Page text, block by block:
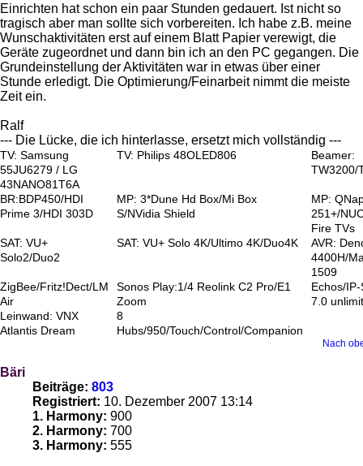
Einrichten hat schon ein paar Stunden gedauert. Ist nicht so
tragisch aber man sollte sich vorbereiten. Ich habe z.B. meine
Wunschaktivitäten erst auf einem Blatt Papier verewigt, die
Geräte zugeordnet und dann bin ich an den PC gegangen. Die
Grundeinstellung der Aktivitäten war in etwas über einer
Stunde erledigt. Die Optimierung/Feinarbeit nimmt die meiste
Zeit ein.
Ralf
--- Die Lücke, die ich hinterlasse, ersetzt mich vollständig ---
TV: Samsung
55JU6279 / LG
43NANO81T6A
TV: Philips 48OLED806
Beamer:
TW3200/
BR:BDP450/HDI
Prime 3/HDI 303D
MP: 3*Dune Hd Box/Mi Box
S/NVidia Shield
MP:
251+/
Fire TVs
SAT: VU+
Solo2/Duo2
SAT: VU+ Solo 4K/Ultimo 4K/Duo4K
AVR:
4400H/
1509
ZigBee/Fritz!Dect/LM
Air
Sonos Play:1/4 Reolink C2 Pro/E1
Zoom
Echos/
7.0
Leinwand: VNX
Atlantis Dream
8
Hubs/950/Touch/Control/Companion
Nach
Bäri
Beiträge: 803
Registriert: 10. Dezember 2007 13:14
1. Harmony: 900
2. Harmony: 700
3. Harmony: 555